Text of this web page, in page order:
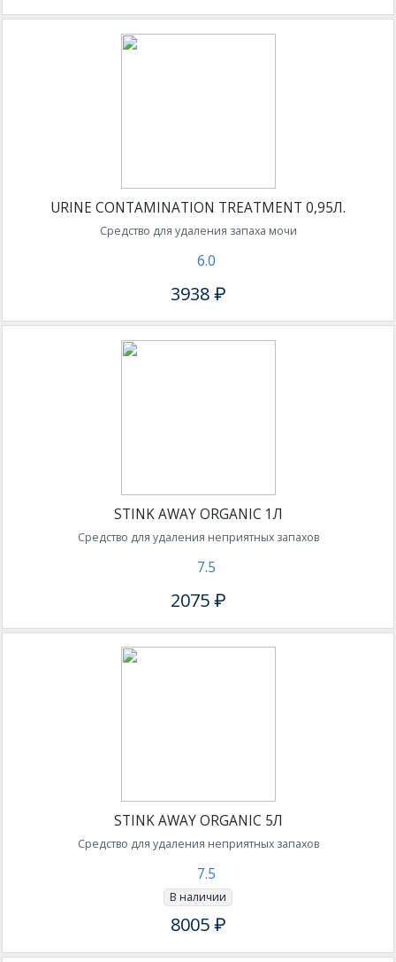
URINE CONTAMINATION TREATMENT 0,95Л.
Средство для удаления запаха мочи
6.0
3938 ₽
STINK AWAY ORGANIC 1Л
Средство для удаления неприятных запахов
7.5
2075 ₽
STINK AWAY ORGANIC 5Л
Средство для удаления неприятных запахов
7.5
В наличии
8005 ₽